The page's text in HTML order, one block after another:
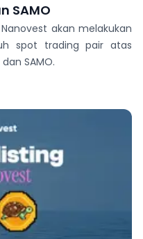
SAMO
akan melakukan
spot trading pair atas
dan SAMO.